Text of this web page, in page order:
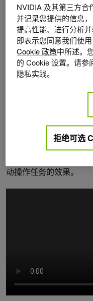
原生分辨率，使机器人
转化为更可靠的场景
流畅、自适应的动作：
Transformer（32 层）
滑、抖动更少，并能适
优化的跨形态性能 ：在
人、移动机械臂、双手
GR00T N1.6 配备了预
基本操作原语，但如果
GR00T N1.6，仍建议
动操作任务的效果。
NVIDIA 及其第三方合
并记录您提供的信息
提高性能、进行分析并
即表示您同意我们使
Cookie 政策中所述。
的 Cookie 设置。请参
隐私实践。
拒绝可选